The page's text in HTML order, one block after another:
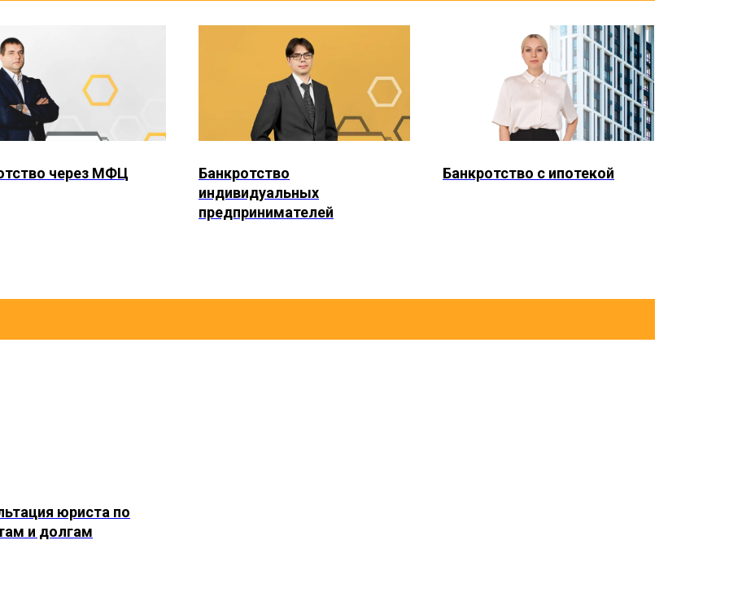
через МФЦ
Банкротство
индивидуальных
предпринимателей
Банкротство с ипотекой
юриста по
и долгам